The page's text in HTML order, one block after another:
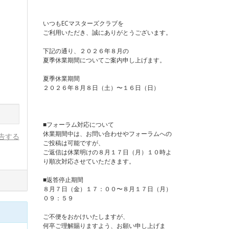
する
いつもECマスターズクラブを
ご利用いただき、誠にありがとうございます。
下記の通り、２０２６年８月の
夏季休業期間についてご案内申し上げます。
夏季休業期間
２０２６年８月８日（土）〜１６日（日）
■フォーラム対応について
休業期間中は、お問い合わせやフォーラムへの
ご投稿は可能ですが、
ご返信は休業明けの８月１７日（月）１０時よ
り順次対応させていただきます。
■返答停止期間
８月７日（金）１７：００〜８月１７日（月）
０９：５９
ご不便をおかけいたしますが、
何卒ご理解賜りますよう、お願い申し上げま